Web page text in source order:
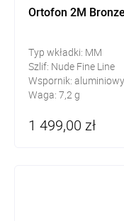
Ortofon 2M Bronze
Typ wkładki: MM
Szlif: Nude Fine Line
Wspornik: aluminiowy
Waga: 7,2 g
1 499,00 zł